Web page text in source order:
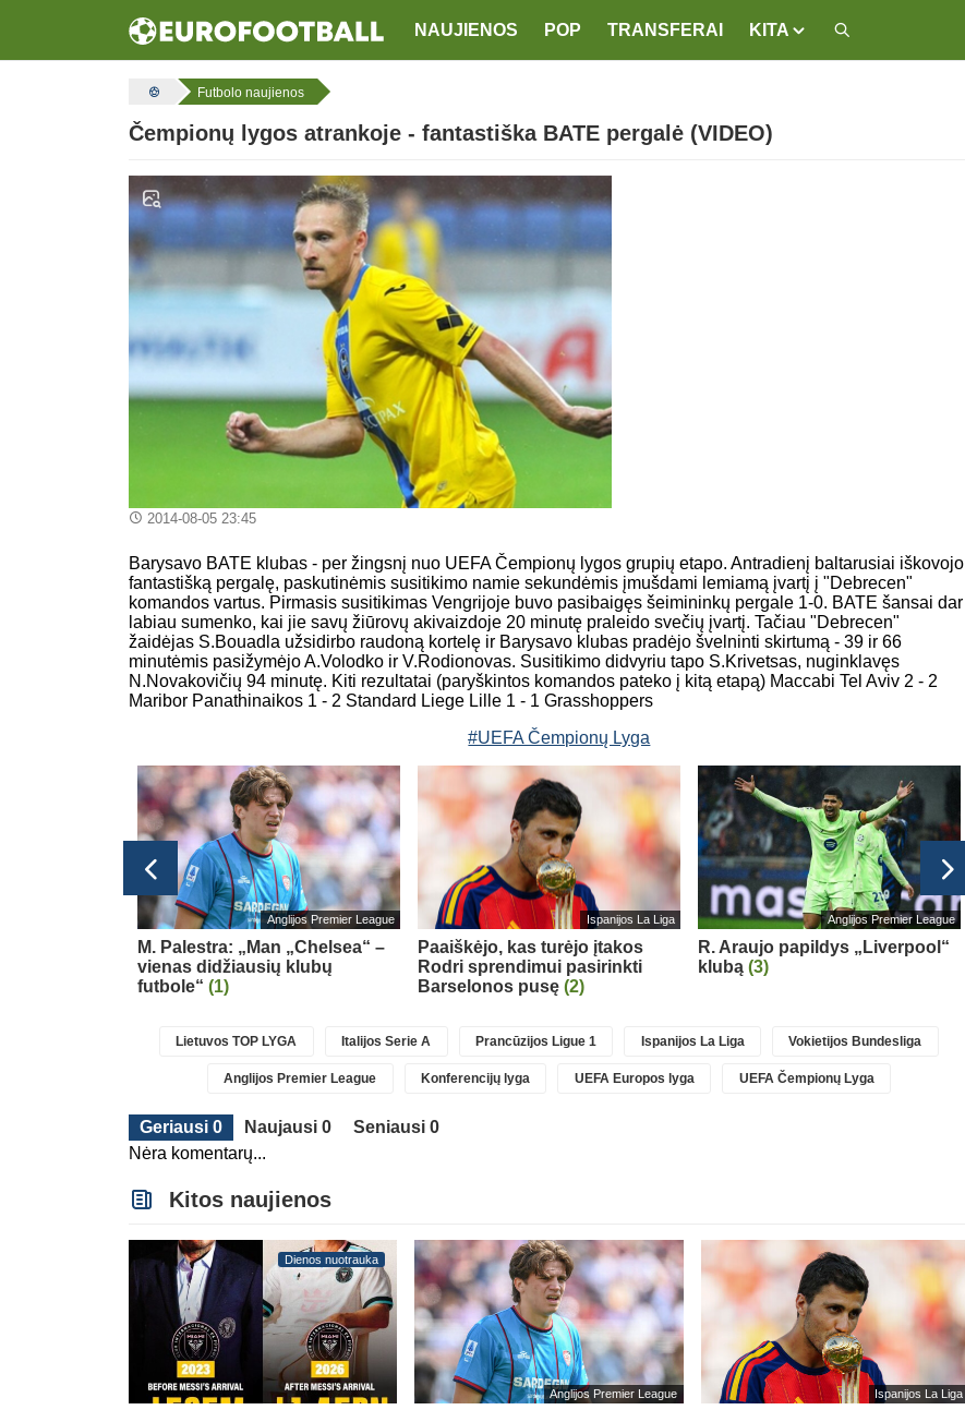
NAUJIENOS POP TRANSFERAI KITA
Futbolo naujienos
Čempionų lygos atrankoje - fantastiška BATE pergalė (VIDEO)
2014-08-05 23:45
Barysavo BATE klubas - per žingsnį nuo UEFA Čempionų lygos grupių etapo. Antradienį baltarusiai iškovojo
fantastišką pergalę, paskutinėmis susitikimo namie sekundėmis įmušdami lemiamą įvartį į "Debrecen"
komandos vartus. Pirmasis susitikimas Vengrijoje buvo pasibaigęs šeimininkų pergale 1-0. BATE šansai dar
labiau sumenko, kai jie savų žiūrovų akivaizdoje 20 minutę praleido svečių įvartį. Tačiau "Debrecen"
žaidėjas S.Bouadla užsidirbo raudoną kortelę ir Barysavo klubas pradėjo švelninti skirtumą - 39 ir 66
minutėmis pasižymėjo A.Volodko ir V.Rodionovas. Susitikimo didvyriu tapo S.Krivetsas, nuginklavęs
N.Novakovičių 94 minutę. Kiti rezultatai (paryškintos komandos pateko į kitą etapą) Maccabi Tel Aviv 2 - 2
Maribor Panathinaikos 1 - 2 Standard Liege Lille 1 - 1 Grasshoppers
#UEFA Čempionų Lyga
Anglijos Premier League
M. Palestra: „Man „Chelsea“ –
vienas didžiausių klubų
futbole“ (1)
Ispanijos La Liga
Paaiškėjo, kas turėjo įtakos
Rodri sprendimui pasirinkti
Barselonos pusę (2)
Anglijos Premier League
R. Araujo papildys „Liverpool“
klubą (3)
Lietuvos TOP LYGA Italijos Serie A Prancūzijos Ligue 1 Ispanijos La Liga Vokietijos Bundesliga
Anglijos Premier League Konferencijų lyga UEFA Europos lyga UEFA Čempionų Lyga
Geriausi 0 Naujausi 0
Seniausi 0
Nėra komentarų...
Kitos naujienos
Dienos nuotrauka
Anglijos Premier League Ispanijos La Liga